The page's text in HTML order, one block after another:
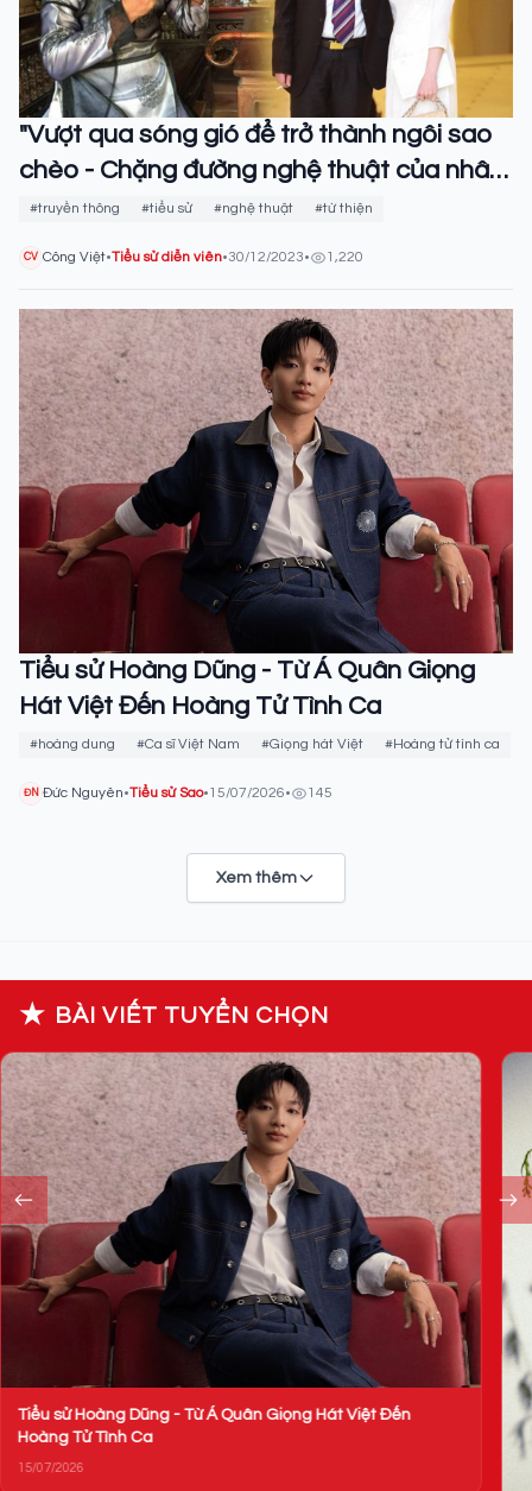
"Vượt qua sóng gió để trở thành ngôi sao
chèo - Chặng đường nghệ thuật của nhân
vật Quốc Anh"
#truyền thông #tiểu sử #nghệ thuật #từ thiện
CV Công Việt•Tiểu sử diễn viên•30/12/2023• 1,220
Tiểu sử Hoàng Dũng - Từ Á Quân Giọng
Hát Việt Đến Hoàng Tử Tình Ca
#hoàng dung #Ca sĩ Việt Nam #Giọng hát Việt #Hoàng tử tình ca
ĐN Đức Nguyên•Tiểu sử Sao•15/07/2026• 145
Xem thêm
★ BÀI VIẾT TUYỂN CHỌN
Tiểu sử Hoàng Dũng - Từ Á Quân Giọng Hát Việt Đến
Hoàng Tử Tình Ca
15/07/2026